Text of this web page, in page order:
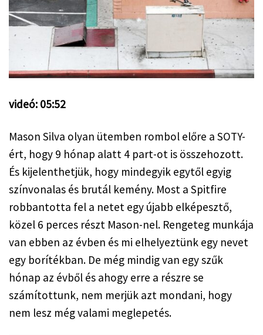
videó: 05:52
Mason Silva olyan ütemben rombol előre a SOTY-
ért, hogy 9 hónap alatt 4 part-ot is összehozott.
És kijelenthetjük, hogy mindegyik egytől egyig
színvonalas és brutál kemény. Most a Spitfire
robbantotta fel a netet egy újabb elképesztő,
közel 6 perces részt Mason-nel. Rengeteg munkája
van ebben az évben és mi elhelyeztünk egy nevet
egy borítékban. De még mindig van egy szűk
hónap az évből és ahogy erre a részre se
számítottunk, nem merjük azt mondani, hogy
nem lesz még valami meglepetés.